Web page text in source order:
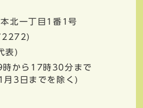
北一丁目1番1号
表)
時から17時30分まで
3日までを除く)